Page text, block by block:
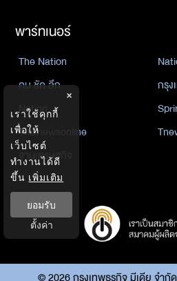
พาร์ทเนอร์
The Nation
คม ชัด ลึก
กรุ
Nation
Thainewsonline
ฐานเศรษฐกิจ
×
เราใช้คุกกี้
เพื่อให้
เว็บไซต์
ทำงานได้ดี
ขึ้น เพิ่มเติม
ยอมรับ
ตั้งค่า